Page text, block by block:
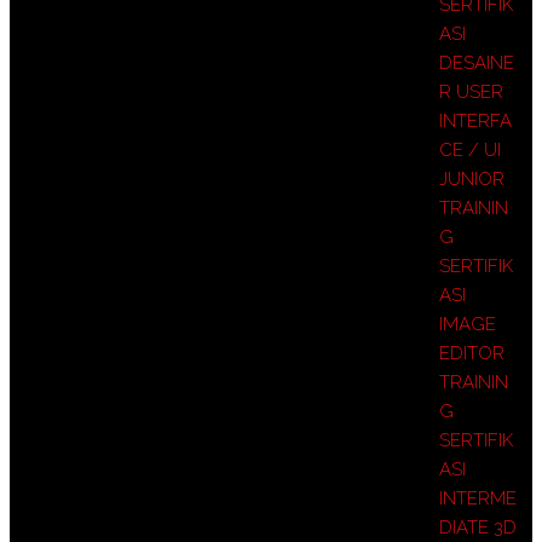
SERTIFIK
ASI
DESAINE
R USER
INTERFA
CE / UI
JUNIOR
TRAININ
G
SERTIFIK
ASI
IMAGE
EDITOR
TRAININ
G
SERTIFIK
ASI
INTERME
DIATE 3D